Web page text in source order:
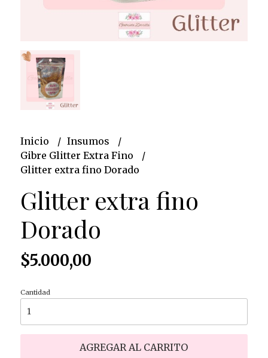
Inicio
Insumos
Gibre Glitter Extra Fino
Glitter extra fino Dorado
Glitter extra fino
Dorado
$5.000,00
Cantidad
AGREGAR AL CARRITO